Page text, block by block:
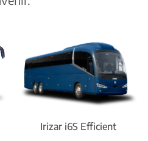
Irizar i6S Efficient